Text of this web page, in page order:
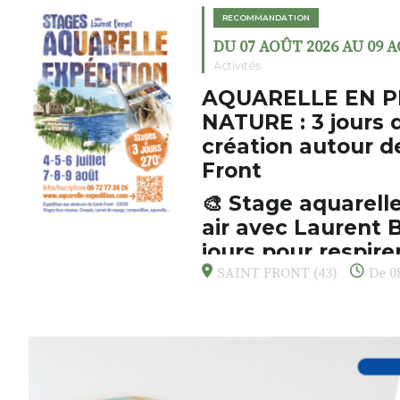
RECOMMANDATION
DU 07 AOÛT 2026 AU 09
Activités
AQUARELLE EN
NATURE : 3 jours
création autour
Front
🎨 Stage
air avec Laurent
jours pour
s’émerveiller
paysages de Haute-Loire ?
vous
SAINT FRONT (43) De